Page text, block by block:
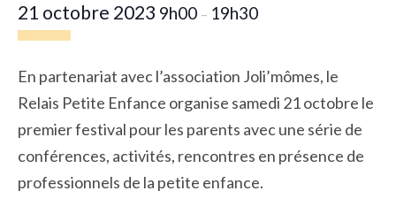
21 octobre 2023 9h00 – 19h30
En partenariat avec l’association Joli’mômes, le
Relais Petite Enfance organise samedi 21 octobre le
premier festival pour les parents avec une série de
conférences, activités, rencontres en présence de
professionnels de la petite enfance.